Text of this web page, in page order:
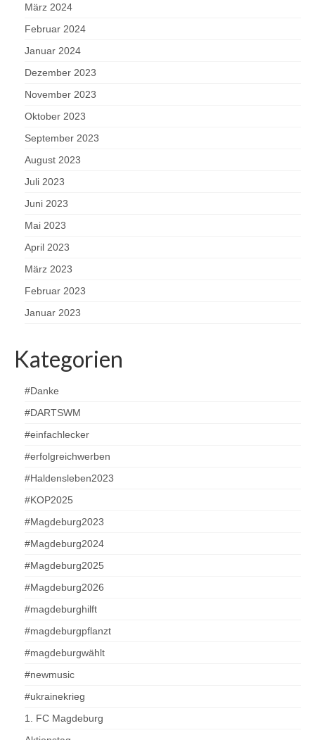
März 2024
Februar 2024
Januar 2024
Dezember 2023
November 2023
Oktober 2023
September 2023
August 2023
Juli 2023
Juni 2023
Mai 2023
April 2023
März 2023
Februar 2023
Januar 2023
Kategorien
#Danke
#DARTSWM
#einfachlecker
#erfolgreichwerben
#Haldensleben2023
#KOP2025
#Magdeburg2023
#Magdeburg2024
#Magdeburg2025
#Magdeburg2026
#magdeburghilft
#magdeburgpflanzt
#magdeburgwählt
#newmusic
#ukrainekrieg
1. FC Magdeburg